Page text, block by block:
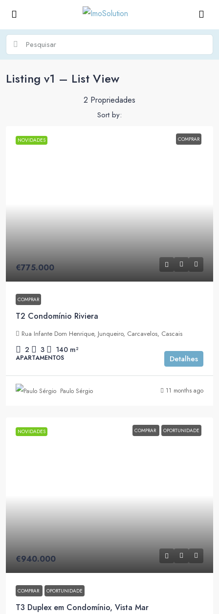
Listing v1 – List View
2 Propriedades
Sort by:
NOVIDADES COMPRAR
€775.000
COMPRAR
T2 Condomínio Riviera
Rua Infante Dom Henrique, Junqueiro, Carcavelos, Cascais
2 3 140 m²
APARTAMENTOS Detalhes
Paulo Sérgio 11 months ago
NOVIDADES COMPRAR OPORTUNIDADE
€940.000
COMPRAR OPORTUNIDADE
T3 Duplex em Condomínio, Vista Mar